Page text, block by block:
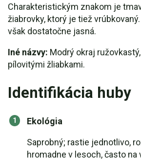
Charakteristickým znakom je
žiabrovky, ktorý je tiež
však dostatočne jasná.
Iné názvy: Modrý okraj
pílovitými žliabkami.
Identifikácia huby
Ekológia
Saprobný; rastie jednotlivo,
hromadne v lesoch, často